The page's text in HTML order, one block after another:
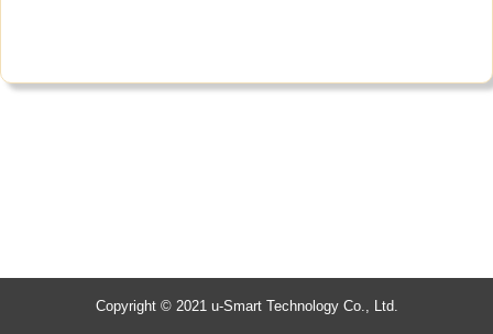
Copyright © 2021 u-Smart Technology Co., Ltd.